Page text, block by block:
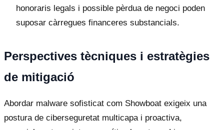
honoraris legals i possible pèrdua de negoci poden
suposar càrregues financeres substancials.
Perspectives tècniques i estratègies
de mitigació
Abordar malware sofisticat com Showboat exigeix una
postura de ciberseguretat multicapa i proactiva,